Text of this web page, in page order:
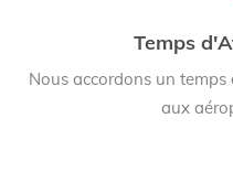
Temps
Nous accordons un
aux